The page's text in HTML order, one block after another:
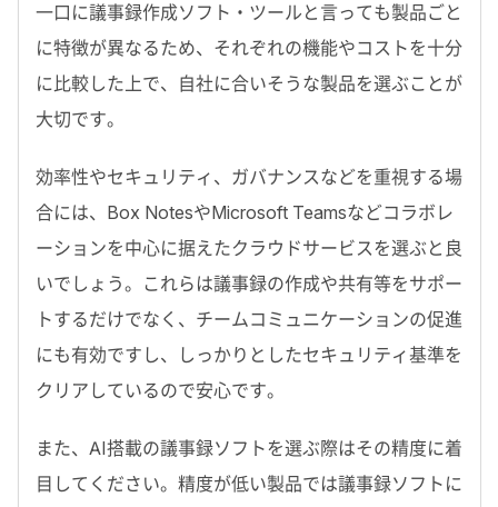
一口に議事録作成ソフト・ツールと言っても製品ごと
に特徴が異なるため、それぞれの機能やコストを十分
に比較した上で、自社に合いそうな製品を選ぶことが
大切です。
効率性やセキュリティ、ガバナンスなどを重視する場
合には、Box NotesやMicrosoft Teamsなどコラボレ
ーションを中心に据えたクラウドサービスを選ぶと良
いでしょう。これらは議事録の作成や共有等をサポー
トするだけでなく、チームコミュニケーションの促進
にも有効ですし、しっかりとしたセキュリティ基準を
クリアしているので安心です。
また、AI搭載の議事録ソフトを選ぶ際はその精度に着
目してください。精度が低い製品では議事録ソフトに